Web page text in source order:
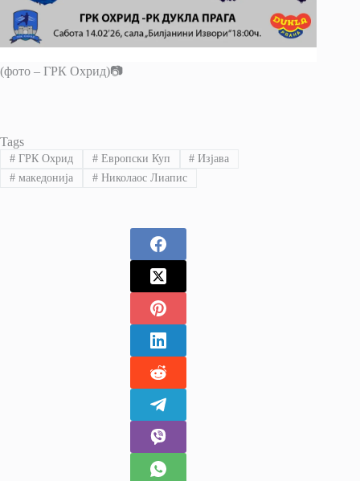
(фото – ГРК Охрид)📷
Tags
#ГРК Охрид #Европски Куп # Изјава
#македонија #Николаос Лиапис